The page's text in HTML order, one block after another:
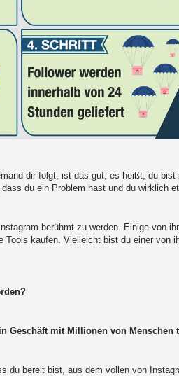
dir folgt, ist das gut, es heißt, du
du ein Problem hast und du wirklich
berühmt zu werden. Einige von
Tools kaufen. Vielleicht bist du einer
Geschäft mit Millionen von Menschen
du bereit bist, aus dem vollen von